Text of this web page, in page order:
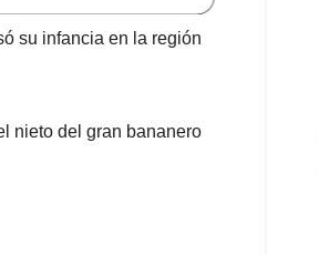
su infancia en la región
nieto del gran bananero